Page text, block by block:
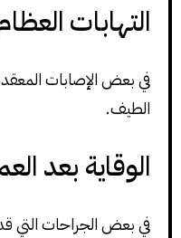
التهابات
في بعض الإصابات
الطيف.
الوقاية بعد
في بعض الجراحات التي